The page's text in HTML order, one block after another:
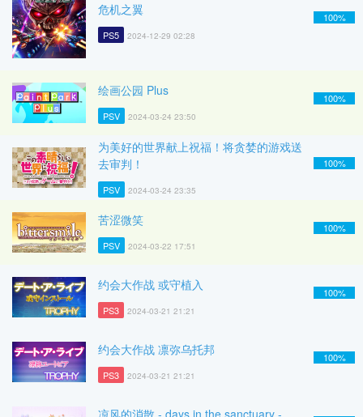
危机之翼
PS5 2024-12-29 02:28
100%
绘画公园 Plus
PSV 2024-03-24 23:50
100%
为美好的世界献上祝福！将贪婪的游戏送
去审判！
PSV 2024-03-24 23:35
100%
苦涩微笑
PSV 2024-03-22 17:51
100%
约会大作战 或守植入
PS3 2024-03-21 21:21
100%
约会大作战 凛弥乌托邦
PS3 2024-03-21 21:21
100%
凉风的消散 - days in the sanctuary -